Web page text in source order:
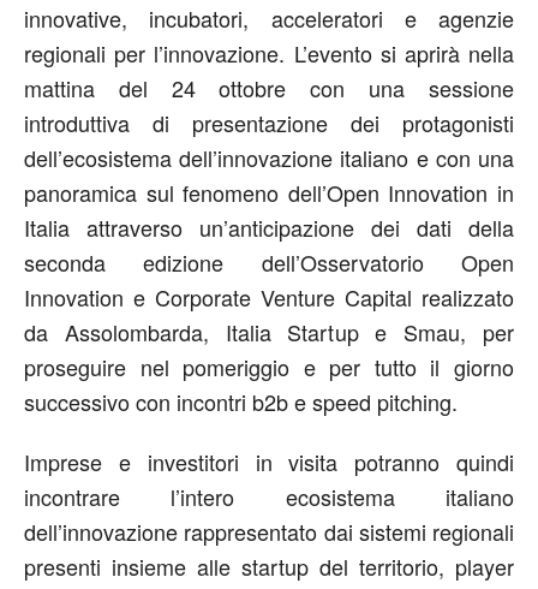
innovative, incubatori, acceleratori e agenzie
regionali per l’innovazione. L’evento si aprirà nella
mattina del 24 ottobre con una sessione
introduttiva di presentazione dei protagonisti
dell’ecosistema dell’innovazione italiano e con una
panoramica sul fenomeno dell’Open Innovation in
Italia attraverso un’anticipazione dei dati della
seconda edizione dell’Osservatorio Open
Innovation e Corporate Venture Capital realizzato
da Assolombarda, Italia Startup e Smau, per
proseguire nel pomeriggio e per tutto il giorno
successivo con incontri b2b e speed pitching.
Imprese e investitori in visita potranno quindi
incontrare l’intero ecosistema italiano
dell’innovazione rappresentato dai sistemi regionali
presenti insieme alle startup del territorio, player